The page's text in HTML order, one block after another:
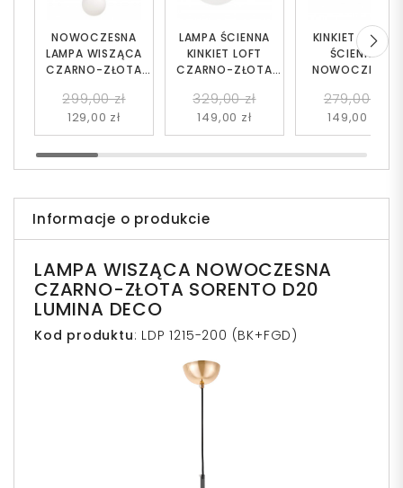
NOWOCZESNA
LAMPA WISZĄCA
CZARNO-ZŁOTA
299,00 zł
129,00 zł
LAMPA ŚCIENNA
KINKIET LOFT
CZARNO-ZŁOTA
329,00 zł
149,00 zł
KINKIET LAMPA
ŚCIENNA
NOWOCZESNA
BIAŁE KULE
MARSIADA 2
279,00 zł
149,00 zł
Informacje o produkcie
LAMPA WISZĄCA NOWOCZESNA
CZARNO-ZŁOTA SORENTO D20
LUMINA DECO
Kod produktu: LDP 1215-200 (BK+FGD)